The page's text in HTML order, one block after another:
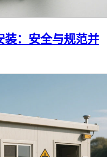
装：安全与规范并